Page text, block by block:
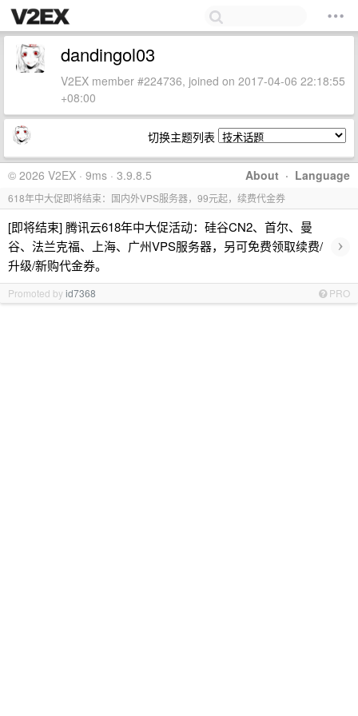
dandingol03
V2EX member #224736, joined on 2017-04-06 22:18:55
+08:00
切换主题列表
About · Language
© 2026 V2EX · 9ms · 3.9.8.5
618年中大促即将结束：国内外VPS服务器，99元起，续费代金券
[即将结束] 腾讯云618年中大促活动：硅谷CN2、首尔、曼
谷、法兰克福、上海、广州VPS服务器，另可免费领取续费/
升级/新购代金券。
›
Promoted byid7368 PRO